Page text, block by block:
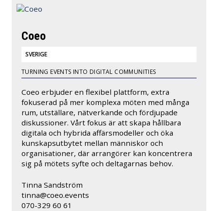
Coeo
SVERIGE
TURNING EVENTS INTO DIGITAL COMMUNITIES
Coeo erbjuder en flexibel plattform, extra
fokuserad på mer komplexa möten med många
rum, utställare, nätverkande och fördjupade
diskussioner. Vårt fokus är att skapa hållbara
digitala och hybrida affärsmodeller och öka
kunskapsutbytet mellan människor och
organisationer, där arrangörer kan koncentrera
sig på mötets syfte och deltagarnas behov.
Tinna Sandström
tinna@coeo.events
070-329 60 61